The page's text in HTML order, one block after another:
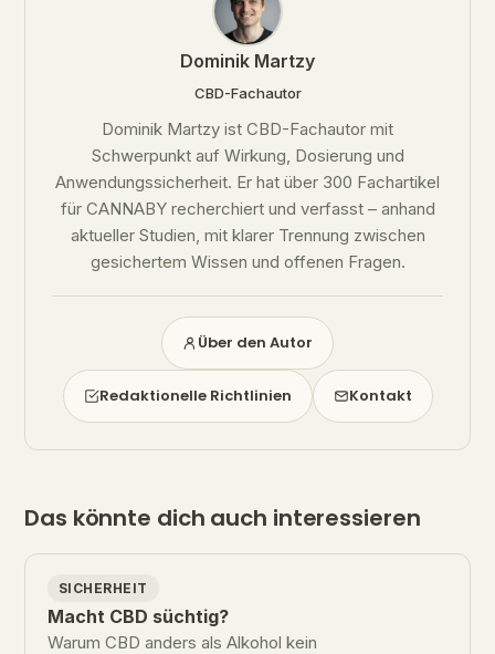
Dominik Martzy
CBD-Fachautor
Dominik Martzy ist CBD-Fachautor mit
Schwerpunkt auf Wirkung, Dosierung und
Anwendungssicherheit. Er hat über 300 Fachartikel
für CANNABY recherchiert und verfasst – anhand
aktueller Studien, mit klarer Trennung zwischen
gesichertem Wissen und offenen Fragen.
Über den Autor
Redaktionelle Richtlinien Kontakt
Das könnte dich auch interessieren
SICHERHEIT
Macht CBD süchtig?
Warum CBD anders als Alkohol kein